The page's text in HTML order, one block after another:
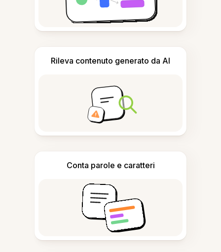
Rileva contenuto generato da AI
Conta parole e caratteri